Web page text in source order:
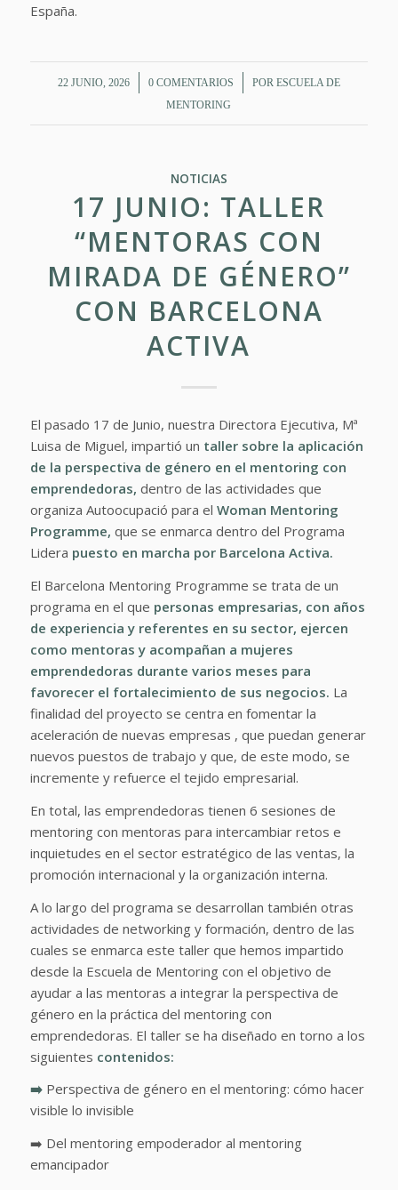
España.
22 JUNIO, 2026
/ 0 COMENTARIOS
/ POR ESCUELA DE
MENTORING
NOTICIAS
17 JUNIO: TALLER
“MENTORAS CON
MIRADA DE GÉNERO”
CON BARCELONA
ACTIVA
El pasado 17 de Junio, nuestra Directora Ejecutiva, Mª
Luisa de Miguel, impartió un taller sobre la aplicación
de la perspectiva de género en el mentoring con
emprendedoras, dentro de las actividades que
organiza Autoocupació para el Woman Mentoring
Programme, que se enmarca dentro del Programa
Lidera puesto en marcha por Barcelona Activa.
El Barcelona Mentoring Programme se trata de un
programa en el que personas empresarias, con años
de experiencia y referentes en su sector, ejercen
como mentoras y acompañan a mujeres
emprendedoras durante varios meses para
favorecer el fortalecimiento de sus negocios. La
finalidad del proyecto se centra en fomentar la
aceleración de nuevas empresas , que puedan generar
nuevos puestos de trabajo y que, de este modo, se
incremente y refuerce el tejido empresarial.
En total, las emprendedoras tienen 6 sesiones de
mentoring con mentoras para intercambiar retos e
inquietudes en el sector estratégico de las ventas, la
promoción internacional y la organización interna.
A lo largo del programa se desarrollan también otras
actividades de networking y formación, dentro de las
cuales se enmarca este taller que hemos impartido
desde la Escuela de Mentoring con el objetivo de
ayudar a las mentoras a integrar la perspectiva de
género en la práctica del mentoring con
emprendedoras. El taller se ha diseñado en torno a los
siguientes contenidos:
➡️Perspectiva de género en el mentoring: cómo hacer
visible lo invisible
➡️ Del mentoring empoderador al mentoring
emancipador